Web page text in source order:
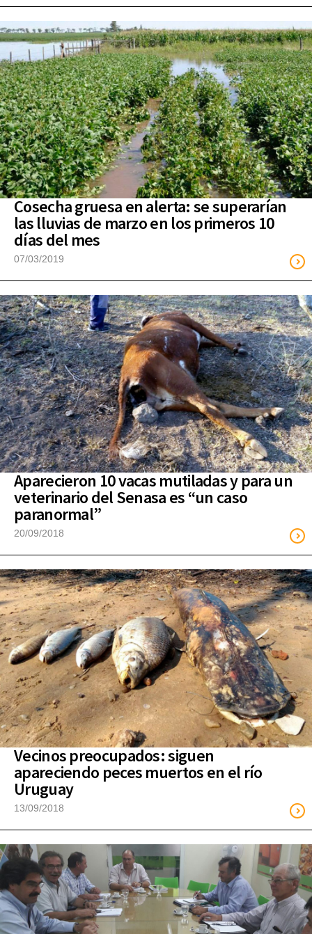
Cosecha gruesa en alerta: se superarían
las lluvias de marzo en los primeros 10
días del mes
07/03/2019
Aparecieron 10 vacas mutiladas y para un
veterinario del Senasa es “un caso
paranormal”
20/09/2018
Vecinos preocupados: siguen
apareciendo peces muertos en el río
Uruguay
13/09/2018